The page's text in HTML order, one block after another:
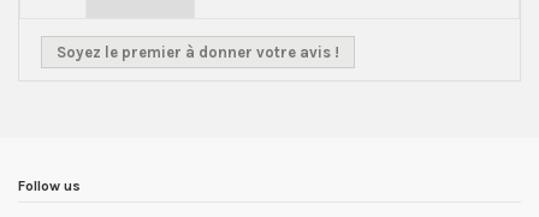
Soyez le premier à donner votre avis !
Follow us